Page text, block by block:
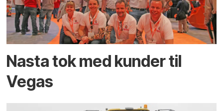
Nasta tok med kunder til
Vegas